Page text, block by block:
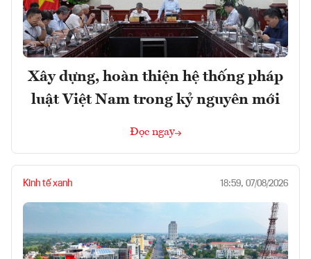
Xây dựng, hoàn thiện hệ thống pháp
luật Việt Nam trong kỷ nguyên mới
Đọc ngay
Kinh tế xanh 18:59, 07/08/2026